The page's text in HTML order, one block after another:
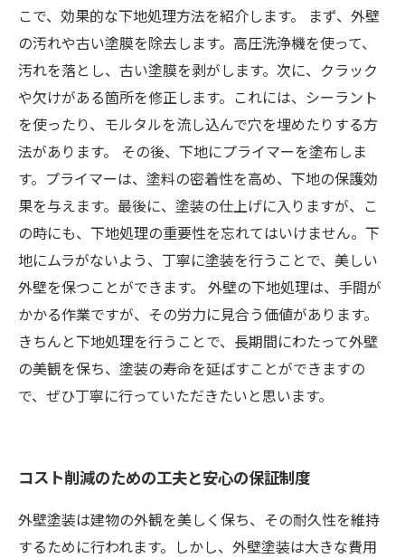
こで、効果的な下地処理方法を紹介します。 まず、外壁
の汚れや古い塗膜を除去します。高圧洗浄機を使って、
汚れを落とし、古い塗膜を剥がします。次に、クラック
や欠けがある箇所を修正します。これには、シーラント
を使ったり、モルタルを流し込んで穴を埋めたりする方
法があります。 その後、下地にプライマーを塗布しま
す。プライマーは、塗料の密着性を高め、下地の保護効
果を与えます。最後に、塗装の仕上げに入りますが、こ
の時にも、下地処理の重要性を忘れてはいけません。下
地にムラがないよう、丁寧に塗装を行うことで、美しい
外壁を保つことができます。 外壁の下地処理は、手間が
かかる作業ですが、その労力に見合う価値があります。
きちんと下地処理を行うことで、長期間にわたって外壁
の美観を保ち、塗装の寿命を延ばすことができますの
で、ぜひ丁寧に行っていただきたいと思います。
コスト削減のための工夫と安心の保証制度
外壁塗装は建物の外観を美しく保ち、その耐久性を維持
するために行われます。しかし、外壁塗装は大きな費用